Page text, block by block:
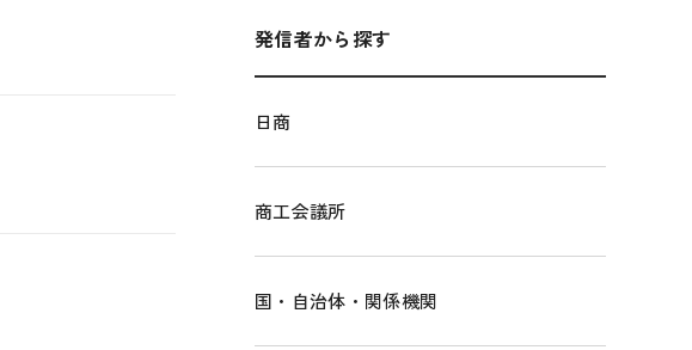
発信者から探す
日商
商工会議所
国・自治体・関係機関